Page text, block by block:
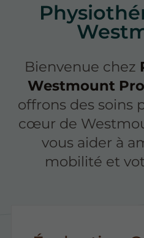
Bienvenue chez
Westmount
offrons des soins
cœur de
vous aider à
mobilité et